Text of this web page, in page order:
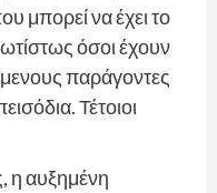
μπορεί να έχει το
όσοι έχουν
παράγοντες
Τέτοιοι
η αυξημένη